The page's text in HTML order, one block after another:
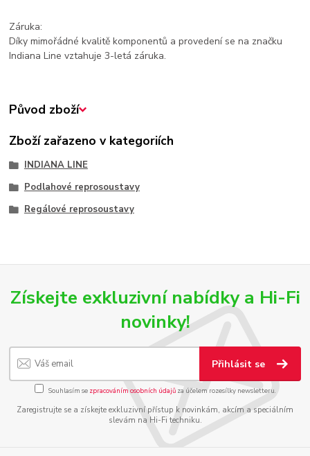
Záruka:
Díky mimořádné kvalitě komponentů a provedení se na značku
Indiana Line vztahuje 3-letá záruka.
Původ zboží
Zboží zařazeno v kategoriích
INDIANA LINE
Podlahové reprosoustavy
Regálové reprosoustavy
Získejte exkluzivní nabídky a Hi-Fi
novinky!
Přihlásit se
Souhlasím se zpracováním osobních údajůza účelem rozesílky newsletteru.
Zaregistrujte se a získejte exkluzivní přístup k novinkám, akcím a speciálním
slevám na Hi-Fi techniku.